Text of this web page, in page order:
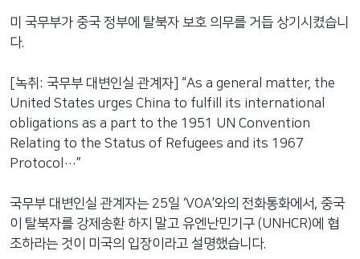
색
으
등
미 국무부가 중국 정부에 탈북자 보호 의무를 거듭 상기시켰습니
다.
[녹취: 국무부 대변인실 관계자] “As a general matter, the
United States urges China to fulfill its international
obligations as a part to the 1951 UN Convention
Relating to the Status of Refugees and its 1967
Protocol…”
국무부 대변인실 관계자는 25일 ‘VOA’와의 전화통화에서, 중국
이 탈북자를 강제송환 하지 말고 유엔난민기구 (UNHCR)에 협
조하라는 것이 미국의 입장이라고 설명했습니다.